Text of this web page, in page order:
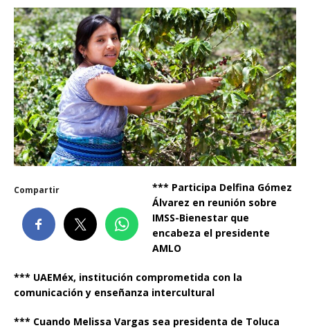
Compartir
*** Participa Delfina Gómez
Álvarez en reunión sobre
IMSS-Bienestar que
encabeza el presidente
AMLO
*** UAEMéx, institución comprometida con la
comunicación y enseñanza intercultural
*** Cuando Melissa Vargas sea presidenta de Toluca